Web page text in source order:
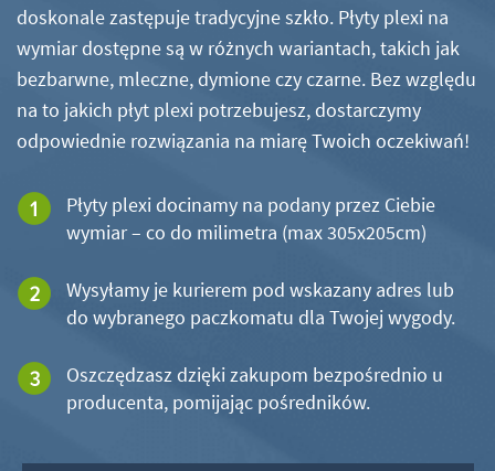
doskonale zastępuje tradycyjne szkło. Płyty plexi na
wymiar dostępne są w różnych wariantach, takich jak
bezbarwne, mleczne, dymione czy czarne. Bez względu
na to jakich płyt plexi potrzebujesz, dostarczymy
odpowiednie rozwiązania na miarę Twoich oczekiwań!
Płyty plexi docinamy na podany przez Ciebie
wymiar – co do milimetra (max 305x205cm)
Wysyłamy je kurierem pod wskazany adres lub
do wybranego paczkomatu dla Twojej wygody.
Oszczędzasz dzięki zakupom bezpośrednio u
producenta, pomijając pośredników.